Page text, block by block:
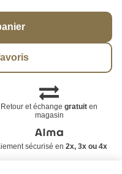
Retour et échangegratuit en
magasin
sécurisé en 2x, 3x ou 4x